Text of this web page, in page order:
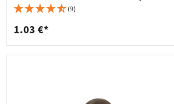
(9)
1.03 €*